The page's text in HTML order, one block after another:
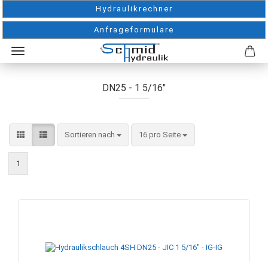
Hydraulikrechner
Anfrageformulare
DN25 - 1 5/16"
Sortieren nach
Sortieren nach 16 pro Seite
pro Seite
1